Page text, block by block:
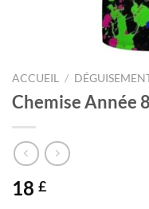
ACCUEIL /
Chemise Année
18 £